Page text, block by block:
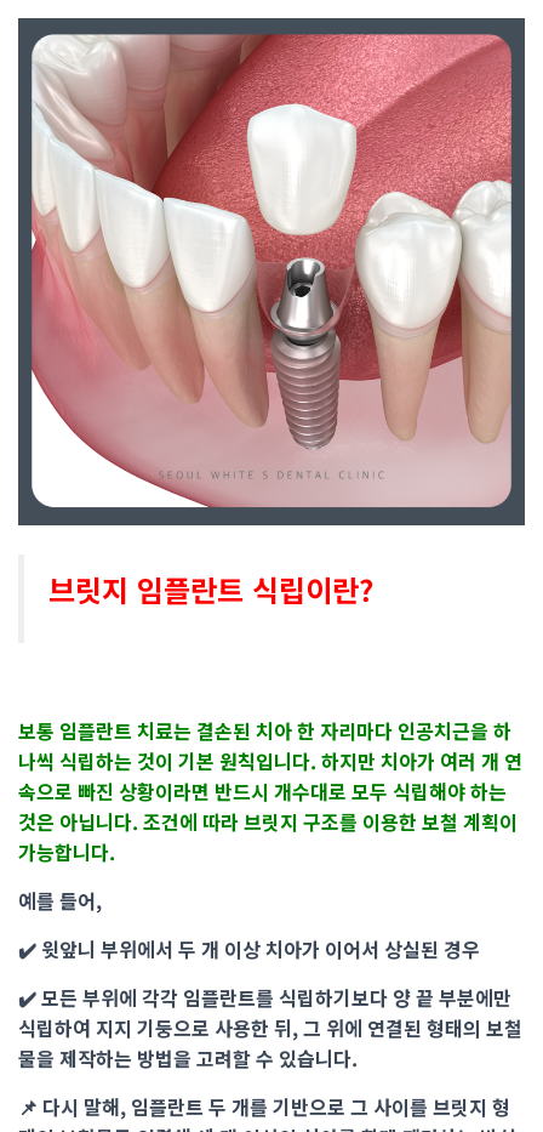
브릿지 임플란트 식립이란?
보통 임플란트 치료는 결손된 치아 한 자리마다 인공치근을 하
나씩 식립하는 것이 기본 원칙입니다. 하지만 치아가 여러 개 연
속으로 빠진 상황이라면 반드시 개수대로 모두 식립해야 하는
것은 아닙니다. 조건에 따라 브릿지 구조를 이용한 보철 계획이
가능합니다.
예를 들어,
✔️ 윗앞니 부위에서 두 개 이상 치아가 이어서 상실된 경우
✔️ 모든 부위에 각각 임플란트를 식립하기보다 양 끝 부분에만
식립하여 지지 기둥으로 사용한 뒤, 그 위에 연결된 형태의 보철
물을 제작하는 방법을 고려할 수 있습니다.
📌 다시 말해, 임플란트 두 개를 기반으로 그 사이를 브릿지 형